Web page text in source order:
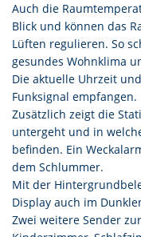
Auch die
Blick und können das
Lüften regulieren. So
gesundes Wohnklima
Die aktuelle Uhrzeit
Funksignal empfangen.
Zusätzlich zeigt die
untergeht und in
befinden. Ein
dem Schlummer.
Mit der
Display auch im
Zwei weitere Sender